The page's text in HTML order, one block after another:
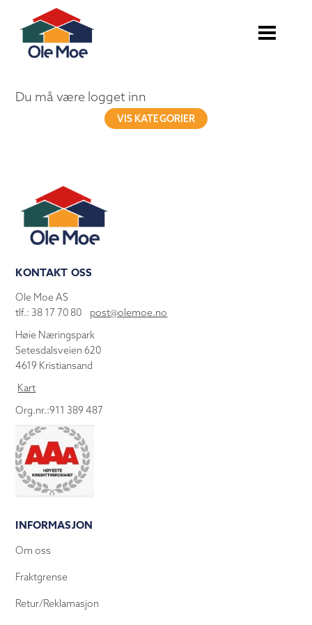
Du må være logget inn
VIS KATEGORIER
KONTAKT OSS
Ole Moe AS
tlf.: 38 17 70 80 post@olemoe.no
Høie Næringspark
Setesdalsveien 620
4619 Kristiansand
Kart
Org.nr.:911 389 487
INFORMASJON
Om oss
Fraktgrense
Retur/Reklamasjon